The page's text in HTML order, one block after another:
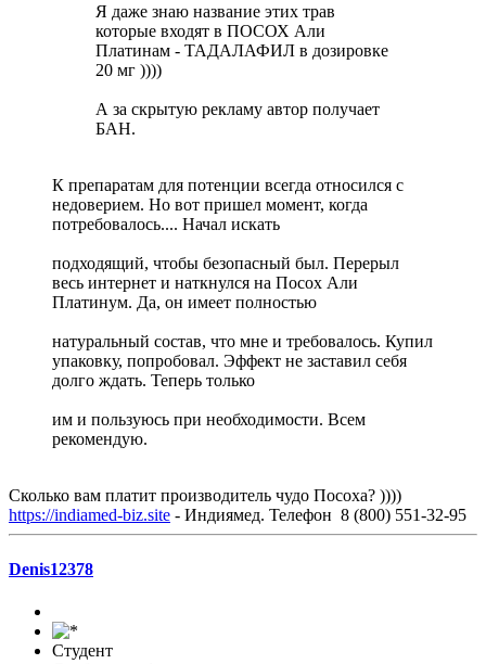
Я даже знаю название этих трав
которые входят в ПОСОХ Али
Платинам - ТАДАЛАФИЛ в дозировке
20 мг ))))
А за скрытую рекламу автор получает
БАН.
К препаратам для потенции всегда относился с
недоверием. Но вот пришел момент, когда
потребовалось.... Начал искать
подходящий, чтобы безопасный был. Перерыл
весь интернет и наткнулся на Посох Али
Платинум. Да, он имеет полностью
натуральный состав, что мне и требовалось. Купил
упаковку, попробовал. Эффект не заставил себя
долго ждать. Теперь только
им и пользуюсь при необходимости. Всем
рекомендую.
Сколько вам платит производитель чудо Посоха? ))))
https://indiamed-biz.site - Индиямед. Телефон 8 (800) 551-32-95
Denis12378
Студент